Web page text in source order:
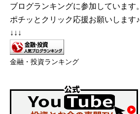
ブログランキングに参加しています。
ポチッとクリック応援お願いします♪
↓↓↓
金融・投資ランキング